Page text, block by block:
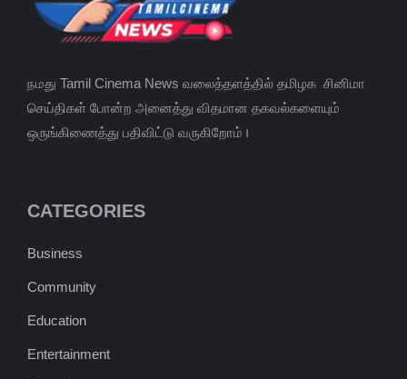
நமது Tamil Cinema News வலைத்தளத்தில் தமிழக சினிமா
செய்திகள் போன்ற அனைத்து விதமான தகவல்களையும்
ஒருங்கிணைத்து பதிவிட்டு வருகிறோம்।
CATEGORIES
Business
Community
Education
Entertainment